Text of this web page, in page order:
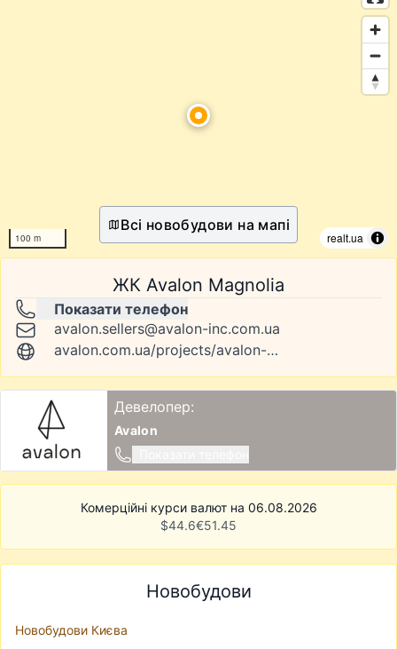
100 m realt.ua
Всі новобудови на мапі
ЖК Avalon Magnolia
Показати телефон
avalon.sellers@avalon-inc.com.ua
avalon.com.ua/projects/avalon-magnolia/
Девелопер:
Avalon
Комерційні курси валют на 06.08.2026
$44.6€51.45
Новобудови
Новобудови Києва